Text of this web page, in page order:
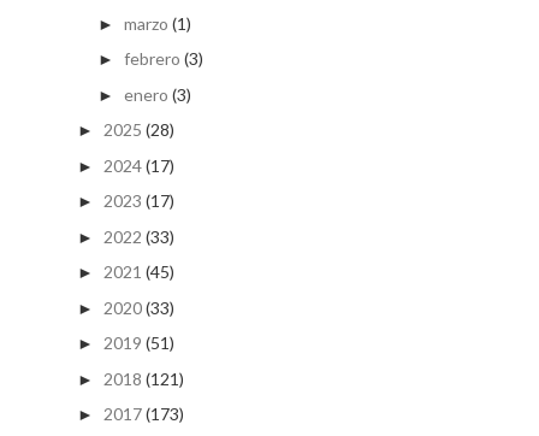
► marzo (1)
► febrero (3)
► enero (3)
► 2025 (28)
► 2024(17)
► 2023 (17)
► 2022 (33)
► 2021 (45)
► 2020(33)
► 2019 (51)
► 2018 (121)
► 2017(173)